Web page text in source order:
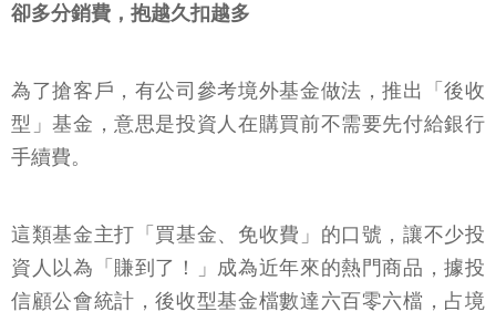
卻多分銷費，抱越久扣越多
為了搶客戶，有公司參考境外基金做法，推出「後收
型」基金，意思是投資人在購買前不需要先付給銀行
手續費。
這類基金主打「買基金、免收費」的口號，讓不少投
資人以為「賺到了！」成為近年來的熱門商品，據投
信顧公會統計，後收型基金檔數達六百零六檔，占境